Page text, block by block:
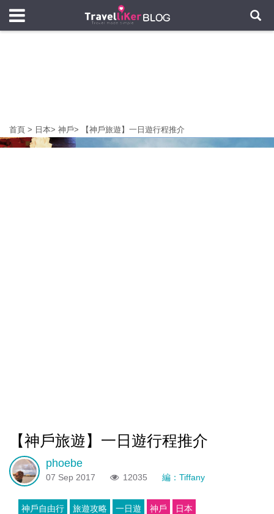
首頁 > 日本> 神戶> 【神戶旅遊】一日遊行程推介
【神戶旅遊】一日遊行程推介
phoebe
07 Sep 2017 12035 編：Tiffany
神戶自由行 旅遊攻略 一日遊 神戶 日本